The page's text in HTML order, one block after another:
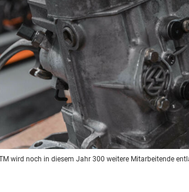
wird noch in diesem Jahr 300 weitere Mitarbeitende